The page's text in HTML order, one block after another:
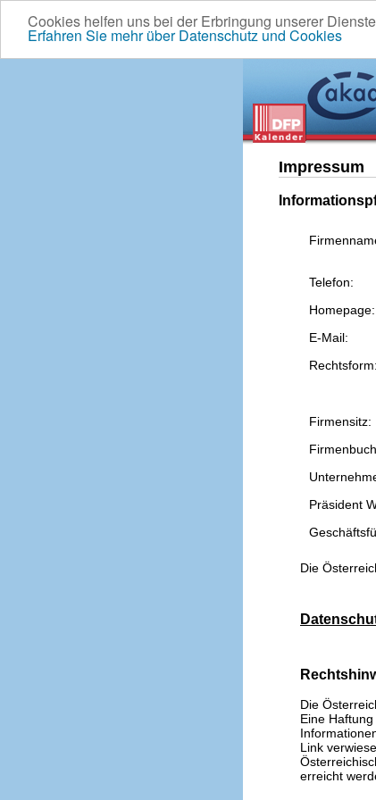
Cookies helfen uns bei der Erbringung unserer
Erfahren Sie mehr über Datenschutz und Cookies
Impressum
Telefon:
Homepage:
E-Mail:
Rechtsform:
Firmensitz:
Präsident
Die
Die
Eine
Link
erreicht